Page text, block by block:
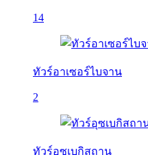
14
ทัวร์อาเซอร์ไบจาน
2
ทัวร์อุซเบกิสถาน